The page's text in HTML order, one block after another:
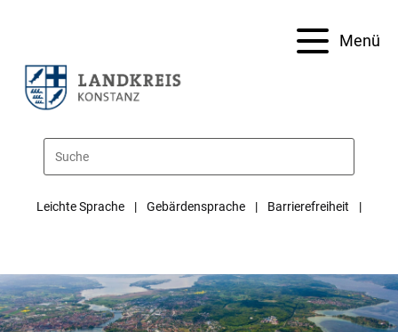
Menü
Leichte Sprache Gebärdensprache Barrierefreiheit